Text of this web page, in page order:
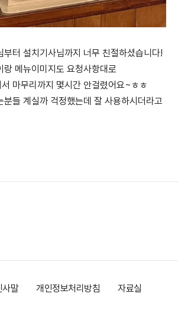
부터 설치기사님까지 너무 친절하셨습니다!
랑 메뉴이미지도 요청사항대로
마무리까지 몇시간 안걸렸어요~ㅎㅎ
분들 계실까 걱정했는데 잘 사용하시더라고
사말 개인정보처리방침
자료실